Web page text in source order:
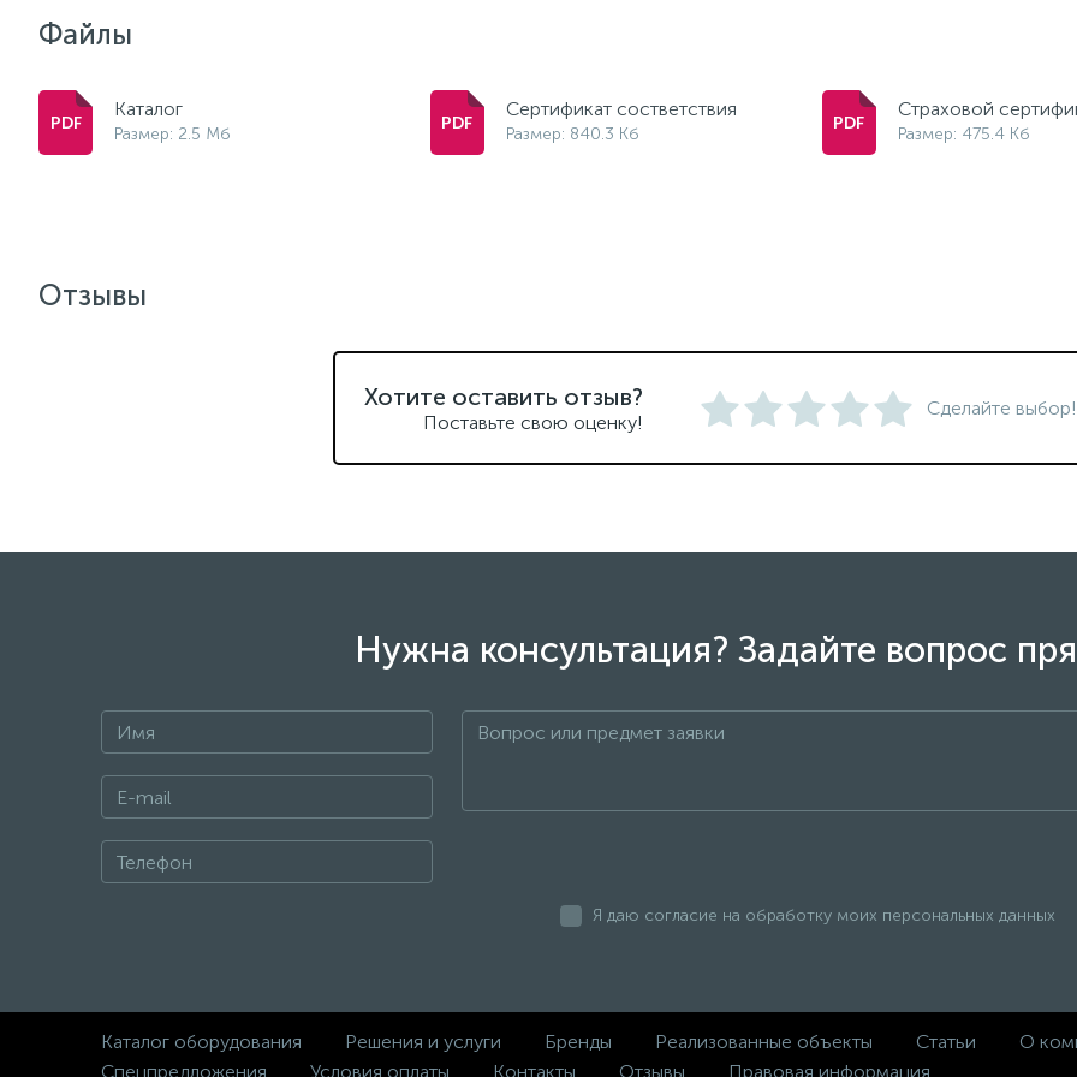
Файлы
Каталог
Размер: 2.5 Мб
Сертификат состветствия
Размер: 840.3 Кб
Страховой
Размер: 475.4 Кб
Отзывы
Хотите оставить отзыв?
Поставьте свою оценку!
Сделайте выбор!
Нужна консультация? Задайте вопрос
Я даю согласие на обработку моих персональных данных
Каталог оборудования Решения и услуги Бренды Реализованные объекты Статьи
О
Спецпредложения
Условия оплаты Контакты Отзывы Правовая информация